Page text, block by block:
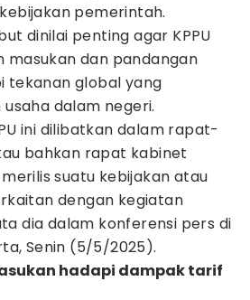
pemerintah.
dinilai penting agar KPPU
dan pandangan
tekanan global yang
dalam negeri.
ini dilibatkan dalam rapat-
bahkan rapat kabinet
suatu kebijakan atau
dengan kegiatan
dia dalam konferensi pers di
Senin (5/5/2025).
hadapi dampak tarif